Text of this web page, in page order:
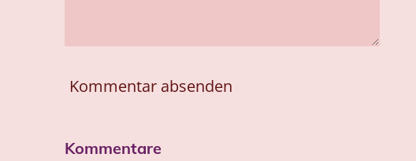
Kommentar absenden
Kommentare